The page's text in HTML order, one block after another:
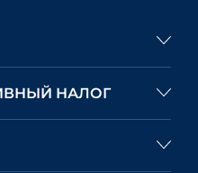
НАЛОГ